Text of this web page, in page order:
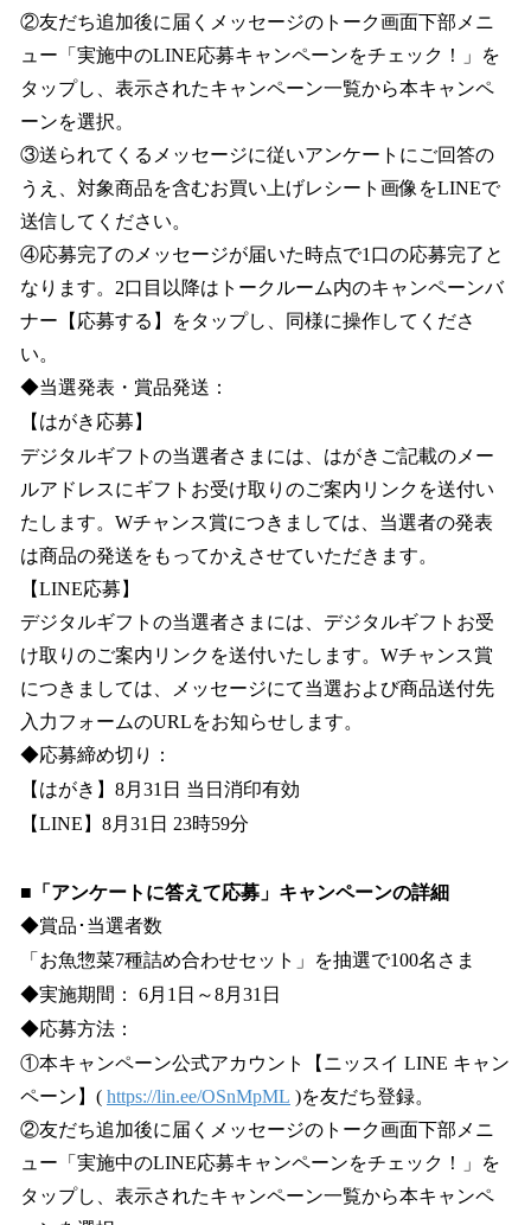
②友だち追加後に届くメッセージのトーク画面下部メニ
ュー「実施中のLINE応募キャンペーンをチェック！」を
タップし、表示されたキャンペーン一覧から本キャンペ
ーンを選択。
③送られてくるメッセージに従いアンケートにご回答の
うえ、対象商品を含むお買い上げレシート画像をLINEで
送信してください。
④応募完了のメッセージが届いた時点で1口の応募完了と
なります。2口目以降はトークルーム内のキャンペーンバ
ナー【応募する】をタップし、同様に操作してくださ
い。
◆当選発表・賞品発送：
【はがき応募】
デジタルギフトの当選者さまには、はがきご記載のメー
ルアドレスにギフトお受け取りのご案内リンクを送付い
たします。Wチャンス賞につきましては、当選者の発表
は商品の発送をもってかえさせていただきます。
【LINE応募】
デジタルギフトの当選者さまには、デジタルギフトお受
け取りのご案内リンクを送付いたします。Wチャンス賞
につきましては、メッセージにて当選および商品送付先
入力フォームのURLをお知らせします。
◆応募締め切り：
【はがき】8月31日 当日消印有効
【LINE】8月31日 23時59分
■「アンケートに答えて応募」キャンペーンの詳細
◆賞品･当選者数
「お魚惣菜7種詰め合わせセット」を抽選で100名さま
◆実施期間： 6月1日～8月31日
◆応募方法：
①本キャンペーン公式アカウント【ニッスイ LINE キャン
ペーン】( https://lin.ee/OSnMpML )を友だち登録。
②友だち追加後に届くメッセージのトーク画面下部メニ
ュー「実施中のLINE応募キャンペーンをチェック！」を
タップし、表示されたキャンペーン一覧から本キャンペ